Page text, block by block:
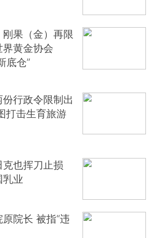
刚果（金）再限
黄金协会
底仓”
行政令限制出
打击生育旅游
克也挥刀止损
乳业
院长 被指“违